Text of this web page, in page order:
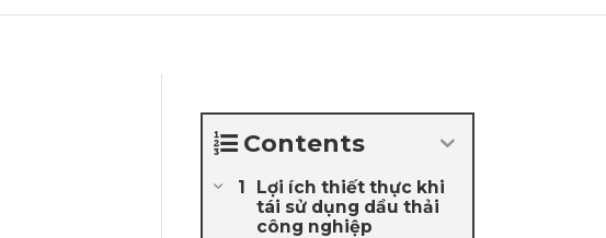
Contents
Lợi ích thiết thực khi
tái sử dụng dầu thải
công nghiệp